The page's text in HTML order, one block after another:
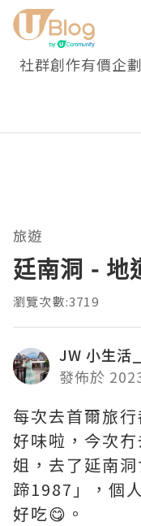
社群創作有價企劃
旅遊
廷南洞 - 地
瀏覽次數:3719
JW 小生活
發佈於
每次去首爾旅
好味啦，今次
姐，去了延南
蹄1987」，個
好吃😋。